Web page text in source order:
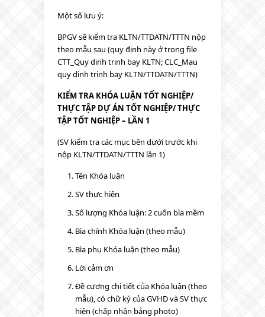
Một số lưu ý:
BPGV sẽ kiểm tra KLTN/TTDATN/TTTN nộp
theo mẫu sau (quy định này ở trong file
CTT_Quy dinh trinh bay KLTN; CLC_Mau
quy dinh trinh bay KLTN/TTDATN/TTTN)
KIỂM TRA KHÓA LUẬN TỐT NGHIỆP/
THỰC TẬP DỰ ÁN TỐT NGHIỆP/ THỰC
TẬP TỐT NGHIỆP – LẦN 1
(SV kiểm tra các mục bên dưới trước khi
nộp KLTN/TTDATN/TTTN lần 1)
Tên Khóa luận
SV thực hiện
Số lượng Khóa luận: 2 cuốn bìa mềm
Bìa chính Khóa luận (theo mẫu)
Bìa phụ Khóa luận (theo mẫu)
Lời cảm ơn
Đề cương chi tiết của Khóa luận (theo
mẫu), có chữ ký của GVHD và SV thực
hiện (chấp nhận bảng photo)